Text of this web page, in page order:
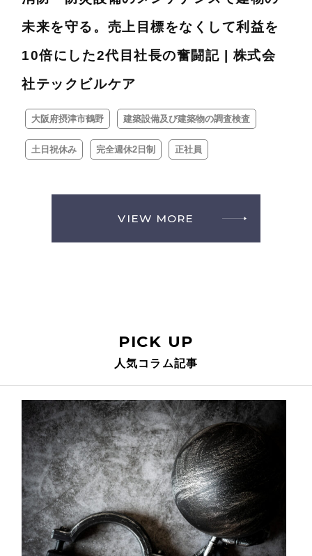
未来を守る。売上目標をなくして利益を
10倍にした2代目社長の奮闘記 | 株式会
社テックビルケア
大阪府摂津市鶴野 建築設備及び建築物の調査検査
土日祝休み 完全週休2日制 正社員
VIEW MORE
PICK UP
人気コラム記事